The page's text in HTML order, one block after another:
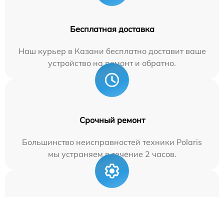
Бесплатная доставка
Наш курьер в Казани бесплатно доставит ваше
устройство на ремонт и обратно.
Срочный ремонт
Большинство неисправностей техники Polaris
мы устраняем в течение 2 часов.